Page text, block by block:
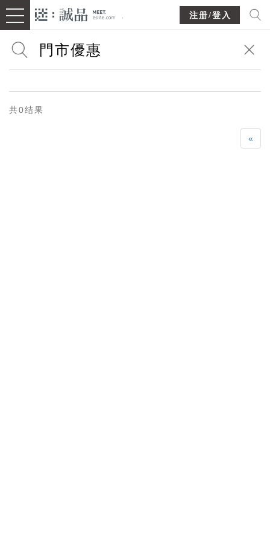
注册/登入
共0结果
«